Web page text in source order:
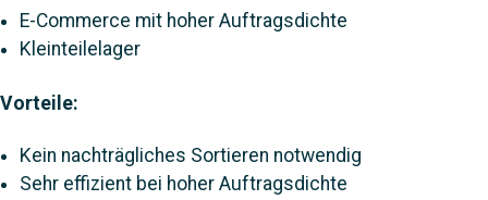
E-Commerce mit hoher Auftragsdichte
Kleinteilelager
Vorteile:
Kein nachträgliches Sortieren notwendig
Sehr effizient bei hoher Auftragsdichte